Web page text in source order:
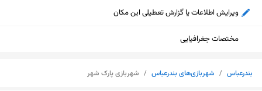
ویرایش اطلاعات یا گزارش تعطیلی این مکان
مختصات جغرافیایی
بندرعباس / شهربازی‌های بندرعباس / شهربازی پارک شهر